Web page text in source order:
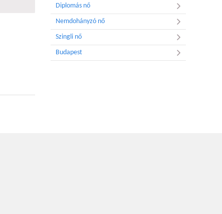
Diplomás nő
Nemdohányzó nő
Szingli nő
Budapest